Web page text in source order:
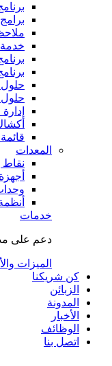
خدمة
حلول
المعدات
نقاط
خدمات
دعم على
الميزات
كن شريكنا
الزبائن
المدونة
الأخبار
الوظائف
اتصل بنا